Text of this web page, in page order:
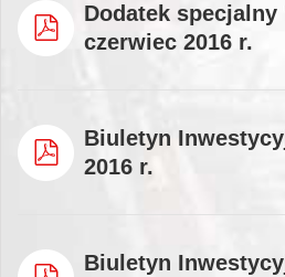
Dodatek
czerwiec 2016 r.
Biuletyn
2016 r.
Biuletyn